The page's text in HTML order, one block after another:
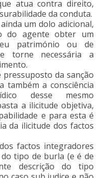
atua contra direito,
da conduta.
um dolo adicional,
do agente obter um
património ou de
torne necessária a
da sanção
também a consciência
desse mesmo
a ilicitude objetiva,
e para esta é
da ilicitude dos factos
factos integradores
tipo de burla (e é de
descrição do tipo